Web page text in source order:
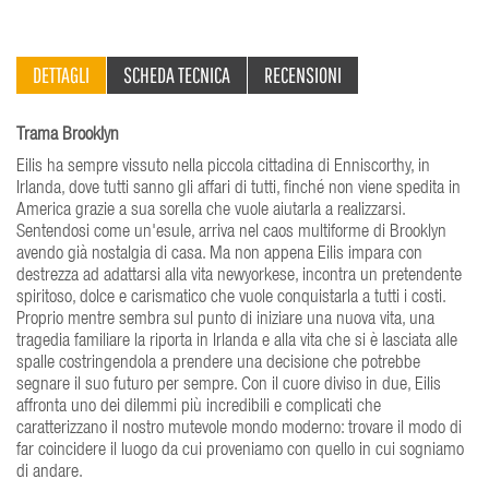
DETTAGLI SCHEDA TECNICA RECENSIONI
Trama Brooklyn
Eilis ha sempre vissuto nella piccola cittadina di Enniscorthy, in
Irlanda, dove tutti sanno gli affari di tutti, finché non viene spedita in
America grazie a sua sorella che vuole aiutarla a realizzarsi.
Sentendosi come un'esule, arriva nel caos multiforme di Brooklyn
avendo già nostalgia di casa. Ma non appena Eilis impara con
destrezza ad adattarsi alla vita newyorkese, incontra un pretendente
spiritoso, dolce e carismatico che vuole conquistarla a tutti i costi.
Proprio mentre sembra sul punto di iniziare una nuova vita, una
tragedia familiare la riporta in Irlanda e alla vita che si è lasciata alle
spalle costringendola a prendere una decisione che potrebbe
segnare il suo futuro per sempre. Con il cuore diviso in due, Eilis
affronta uno dei dilemmi più incredibili e complicati che
caratterizzano il nostro mutevole mondo moderno: trovare il modo di
far coincidere il luogo da cui proveniamo con quello in cui sogniamo
di andare.